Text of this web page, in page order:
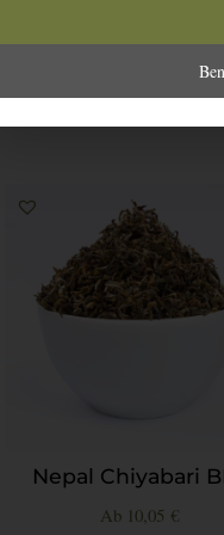
Nepal Chiyabari
Ab 10,05 €